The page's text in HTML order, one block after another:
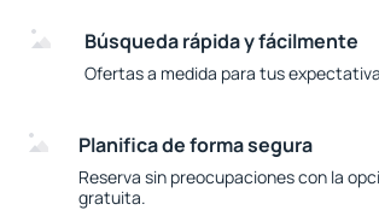
Búsqueda rápida y fácilmente
Ofertas a medida para tus
Planifica de forma segura
Reserva sin preocupaciones con la
gratuita.